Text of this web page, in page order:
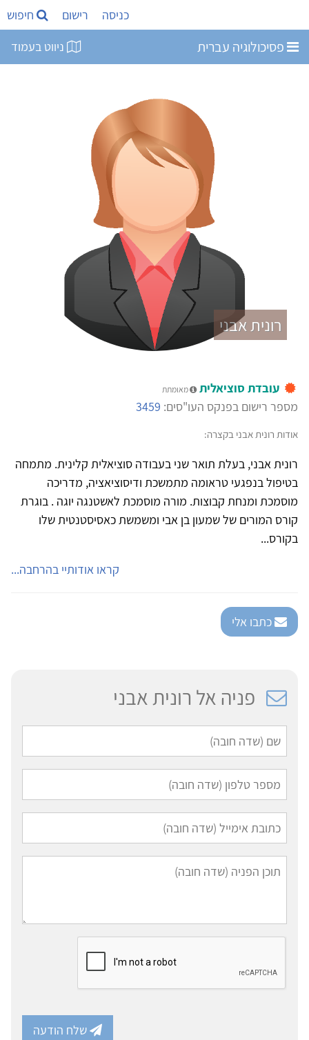
כניסה רישום חיפוש
פסיכולוגיה עברית ניווט בעמוד
רונית אבני
עובדת סוציאלית מאומתת
מספר רישום בפנקס העו"סים: 3459
אודות רונית אבני בקצרה:
רונית אבני, בעלת תואר שני בעבודה סוציאלית קלינית. מתמחה
בטיפול בנפגעי טראומה מתמשכת ודיסוציאציה, מדריכה
מוסמכת ומנחת קבוצות. מורה מוסמכת לאשטנגה יוגה . בוגרת
קורס המורים של שמעון בן אבי ומשמשת כאסיסטנטית שלו
בקורס...
קראו אודותיי בהרחבה...
כתבו אלי
פניה אל רונית אבני
שלח הודעה